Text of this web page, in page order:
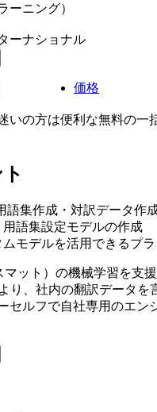
ーニング）
ーナショナル
価格
いの方は便利な無料の一
語集作成・対訳データ作
語集設定モデルの作成
モデルを活用できるプ
ット）の機械学習を支
り、社内の翻訳データを
セルフで自社専用のエン